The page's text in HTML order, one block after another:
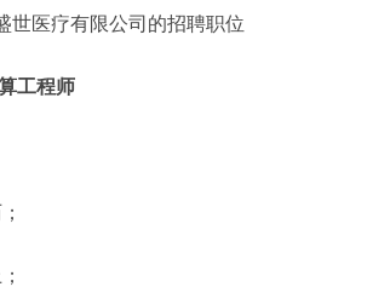
世医疗有限公司的招聘职位
工程师